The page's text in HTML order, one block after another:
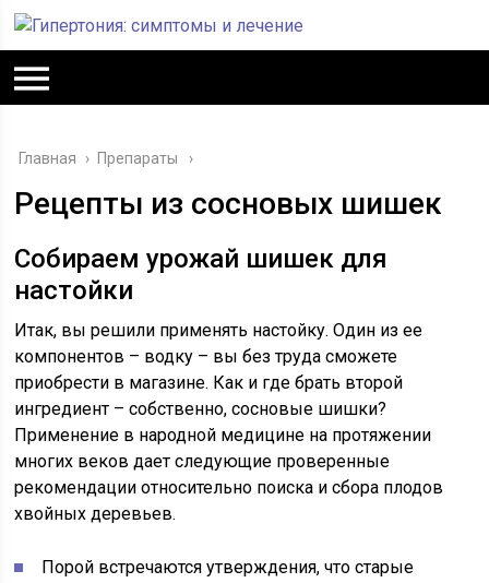
Главная › Препараты
Рецепты из сосновых шишек
Собираем урожай шишек для
настойки
Итак, вы решили применять настойку. Один из ее
компонентов – водку – вы без труда сможете
приобрести в магазине. Как и где брать второй
ингредиент – собственно, сосновые шишки?
Применение в народной медицине на протяжении
многих веков дает следующие проверенные
рекомендации относительно поиска и сбора плодов
хвойных деревьев.
Порой встречаются утверждения, что старые